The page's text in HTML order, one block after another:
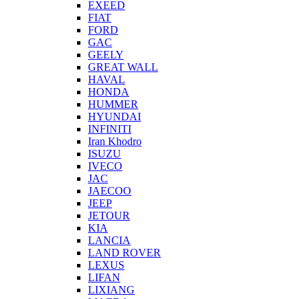
EXEED
FIAT
FORD
GAC
GEELY
GREAT WALL
HAVAL
HONDA
HUMMER
HYUNDAI
INFINITI
Iran Khodro
ISUZU
IVECO
JAC
JAECOO
JEEP
JETOUR
KIA
LANCIA
LAND ROVER
LEXUS
LIFAN
LIXIANG